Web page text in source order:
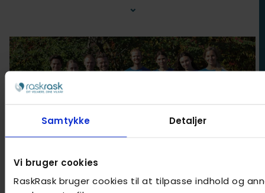
Samtykke Detaljer
Vi bruger cookies
RaskRask bruger cookies til at tilpasse indhold og
⌄
Nakkesmerter
Bensmerter
Stress
Forebyggelse